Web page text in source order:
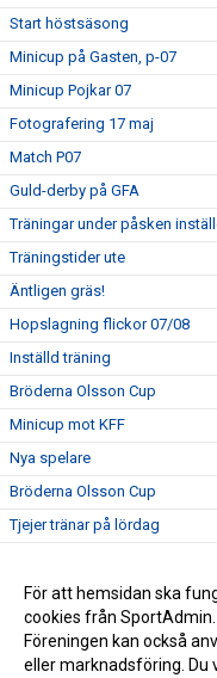
Start höstsäsong
Minicup på Gasten, p-07
Minicup Pojkar 07
Fotografering 17 maj
Match P07
Guld-derby på GFA
Träningar under påsken
Träningstider ute
Äntligen gräs!
Hopslagning flickor 07/08
Inställd träning
Bröderna Olsson Cup
Minicup mot KFF
Nya spelare
Bröderna Olsson Cup
Tjejer tränar på lördag
Träningsmatcher
Pengar till lagkassan!
För att hemsidan ska
cookies från
Föreningen kan också
eller marknadsföring. Du